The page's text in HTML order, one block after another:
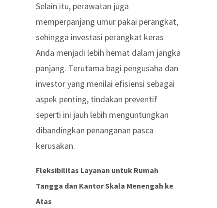
Selain itu, perawatan juga
memperpanjang umur pakai perangkat,
sehingga investasi perangkat keras
Anda menjadi lebih hemat dalam jangka
panjang. Terutama bagi pengusaha dan
investor yang menilai efisiensi sebagai
aspek penting, tindakan preventif
seperti ini jauh lebih menguntungkan
dibandingkan penanganan pasca
kerusakan.
Fleksibilitas Layanan untuk Rumah
Tangga dan Kantor Skala Menengah ke
Atas